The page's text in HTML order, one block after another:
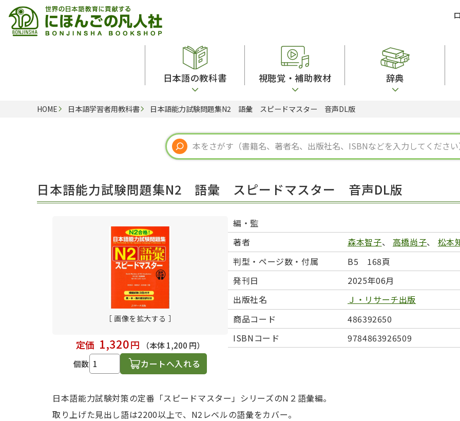
日本語の教科書
留学生向け専門分野
子ども向け
文法
発音・聴解
作文
練習問題
日本語能力試験対策
日本留学試験対
日本語学習関連副読本
定期刊行物
視聴覚・補助教材
カード・ゲーム・絵教材
絵本・子ども向け補助 図表
辞典
スペイン語辞典
中国語辞典
ドイツ語辞典
ポルトガル語辞典
ロシア語辞典
語学・文法辞典
表現・用字用語辞典 比較文化辞典
語彙・意味
文章・談話・表
表記
言語学
多言語社会・言語政策
言語の諸相
アカデミック・
HOME 日本語学習者用教科書 日本語能力試験問題集N2 語彙 スピードマスター 音声DL版
日本語能力試験問題集N2 語彙 スピードマスター 音声DL版
［ 画像を拡大する ］
定価 1,320円
（本体 1,200 円）
個数
カートへ入れる
編・監
著者
森本智子、 高橋尚子、 松本
判型・ページ数・付属
B5 168頁
発刊日
2025年06月
出版社名
Ｊ・リサーチ出版
商品コード
486392650
ISBNコード
9784863926509
日本語能力試験対策の定番「スピードマスター」シリーズのN２語彙編。
取り上げた見出し語は2200以上で、N2レベルの語彙をカバー。